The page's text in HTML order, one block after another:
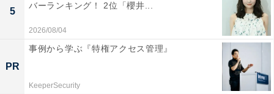
和樹×遥斗の感動シーン直後の次週予告にコメント
殺到
和樹が抱いていた謝意と感謝を吐露し、遥斗の手を握り
5
バーランキング！ 2位「櫻井...
2026/08/04
PR
事例から学ぶ『特権アクセス管理』
KeeperSecurity